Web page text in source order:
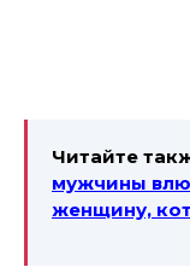
Читайте
мужчины
женщину,